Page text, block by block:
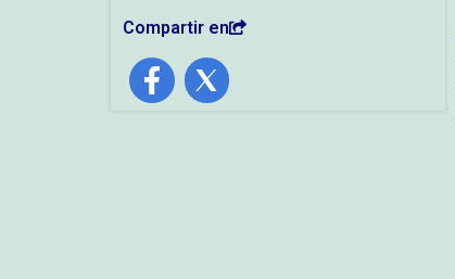
Compartir en